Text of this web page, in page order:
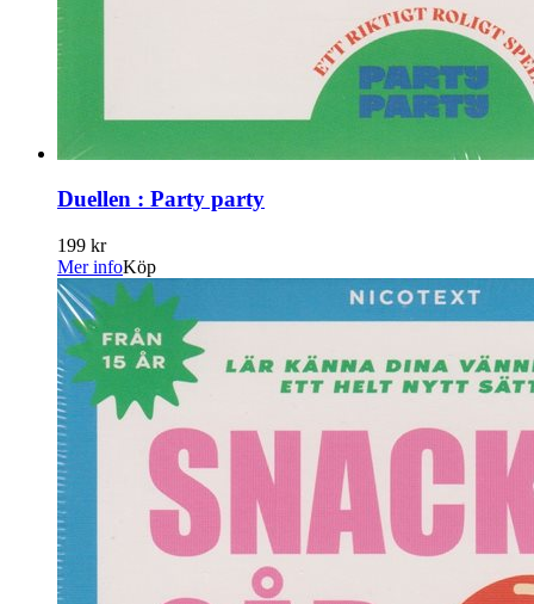
Duellen : Party party
199 kr
Mer infoKöp